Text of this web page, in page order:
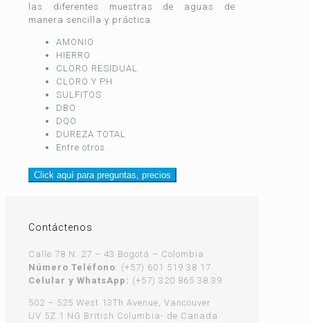
las diferentes muestras de aguas de
manera sencilla y práctica.
AMONIO
HIERRO
CLORO RESIDUAL
CLORO Y PH
SULFITOS
DBO
DQO
DUREZA TOTAL
Entre otros.
Click aquí para preguntas, precios
Contáctenos
Calle 78 N. 27 – 43 Bogotá – Colombia
Número Teléfono: (+57) 601 519 38 17
Celular y WhatsApp: (+57) 320 865 38 39
502 – 525 West 13Th Avenue, Vancouver
UV 5Z 1 NG British Columbia- de Canada